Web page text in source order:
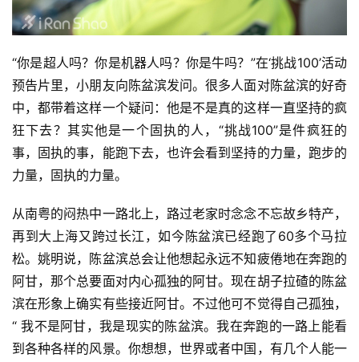
比
赛
察
装
备
训
练
“你是超人吗？你是机器人吗？你是牛吗？”在‘挑战100’活动
预告片里，小朋友向陈盆滨发问。很多人面对陈盆滨的好奇
中，都带着这样一个疑问：他是不是真的这样一直坚持的疯
狂下去？其实他是一个固执的人，“挑战100”是件疯狂的
事，固执的事，能跑下去，也许会看到坚持的力量，跑步的
力量，固执的力量。
从南粤的闷热中一路北上，路过老家时念念不忘故乡特产，
再到大上海又跨过长江，如今陈盆滨已经跑了60多个马拉
松。姚明说，陈盆滨总会让他想起永远不知疲倦地在奔跑的
阿甘，那个总要面对内心孤独的阿甘。现在胡子拉碴的陈盆
滨在形象上确实有些接近阿甘。不过他可不觉得自己孤独，
“ 我不是阿甘，我是现实的陈盆滨。我在奔跑的一路上能看
到各种各样的风景。你想想，世界或者中国，有几个人能一